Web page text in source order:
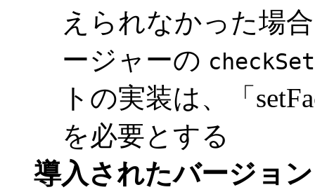
えられなかった場
ージャーの
トの実装は、「
を必要とする
導入されたバージョ